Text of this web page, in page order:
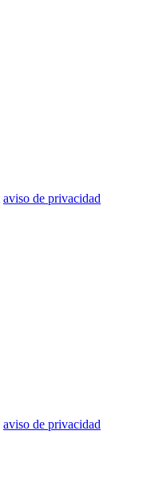
aviso de privacidad
aviso de privacidad